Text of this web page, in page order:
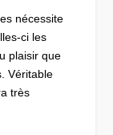
nécessite
ci les
plaisir que
Véritable
très